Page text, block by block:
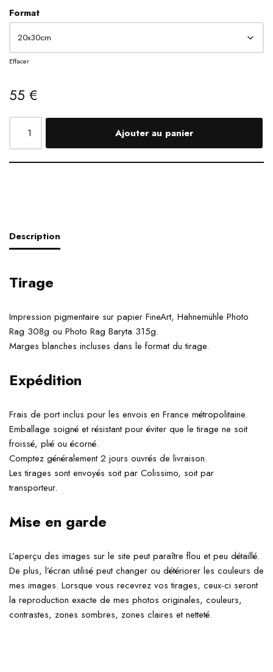
Format
Effacer
55 €
Ajouter au panier
Description
Tirage
Impression pigmentaire sur papier FineArt, Hahnemühle Photo
Rag 308g ou Photo Rag Baryta 315g.
Marges blanches incluses dans le format du tirage.
Expédition
Frais de port inclus pour les envois en France métropolitaine.
Emballage soigné et résistant pour éviter que le tirage ne soit
froissé, plié ou écorné.
Comptez généralement 2 jours ouvrés de livraison.
Les tirages sont envoyés soit par Colissimo, soit par
transporteur.
Mise en garde
L’aperçu des images sur le site peut paraître flou et peu détaillé.
De plus, l’écran utilisé peut changer ou détériorer les couleurs de
mes images. Lorsque vous recevrez vos tirages, ceux-ci seront
la reproduction exacte de mes photos originales, couleurs,
contrastes, zones sombres, zones claires et netteté.